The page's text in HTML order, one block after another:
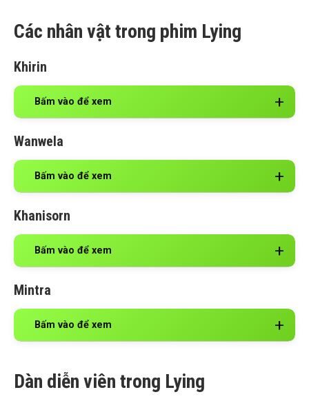
Các nhân vật trong phim Lying
Khirin
Bấm vào để xem
Wanwela
Bấm vào để xem
Khanisorn
Bấm vào để xem
Mintra
Bấm vào để xem
Dàn diễn viên trong Lying